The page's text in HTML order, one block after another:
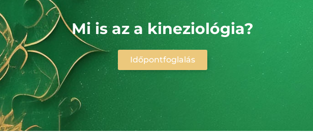
Mi is az a kineziológia?
Időpontfoglalás